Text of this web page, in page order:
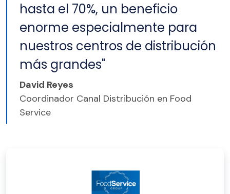
hasta el 70%, un beneficio
enorme especialmente para
nuestros centros de distribución
más grandes"
David Reyes
Coordinador Canal Distribución en Food
Service